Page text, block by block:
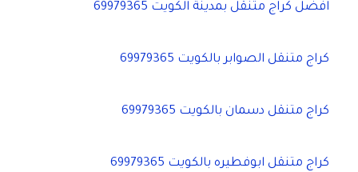
افضل كراج متنقل بمدينة الكويت 69979365
كراج متنقل الصوابر بالكويت 69979365
كراج متنقل دسمان بالكويت 69979365
كراج متنقل ابوفطيره بالكويت 69979365